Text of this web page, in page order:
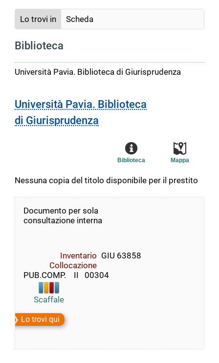
Lo trovi in Scheda
Biblioteca
Università Pavia. Biblioteca di Giurisprudenza
Università Pavia. Biblioteca
di Giurisprudenza
Mappa
Biblioteca
Nessuna copia del titolo disponibile per il prestito
Documento per sola
consultazione interna
Inventario GIU 63858
Collocazione
PUB.COMP.    II   00304
Scaffale
Lo trovi qui